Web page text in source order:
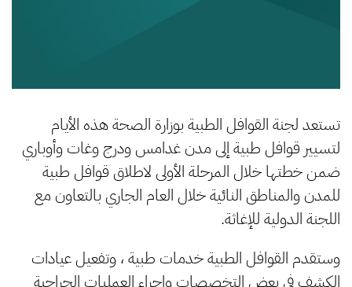
تستعد لجنة القوافل الطبية بوزارة الصحة هذه الأيام
لتسيير قوافل طبية إلى مدن غدامس ودرج وغات وأوباري
ضمن خطتها خلال المرحلة الأولى لاطلاق قوافل طبية
للمدن والمناطق النائية خلال العام الجاري بالتعاون مع
اللجنة الدولية للإغاثة.
وستقدم القوافل الطبية خدمات طبية ، وتفعيل عيادات
الكشف في بعض التخصصات وإجراء العمليات الجراحية